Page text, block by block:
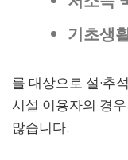
기초생
를 대상으로 설·추
시설 이용자의 경우
많습니다.